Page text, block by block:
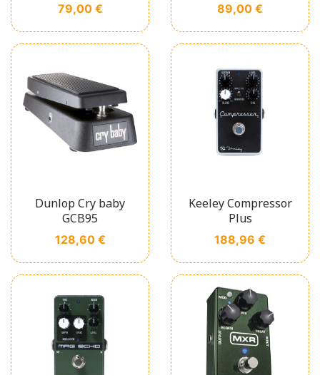
Prix
79,00 € Prix
89,00 €
Dunlop Cry baby
GCB95
Prix
128,60 €
Keeley Compressor
Plus
Prix
188,96 €